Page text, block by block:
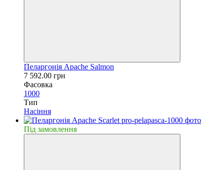
Пеларгонія Apache Salmon
7 592.00 грн
Фасовка
1000
Тип
Насiння
Пiд замовлення